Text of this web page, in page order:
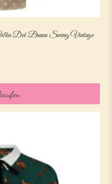
Dot Braun Swing Vintage